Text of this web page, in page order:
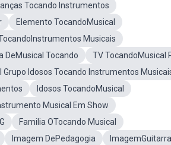
Tocando Instrumentos
Elemento TocandoMusical
Musicais
DeMusical Tocando
TV TocandoMusical
Idosos Tocando Instrumentos
Idosos TocandoMusical
Musical Em Show
Familia OTocando Musical
Imagem DePedagogia
ImagemGuitarra